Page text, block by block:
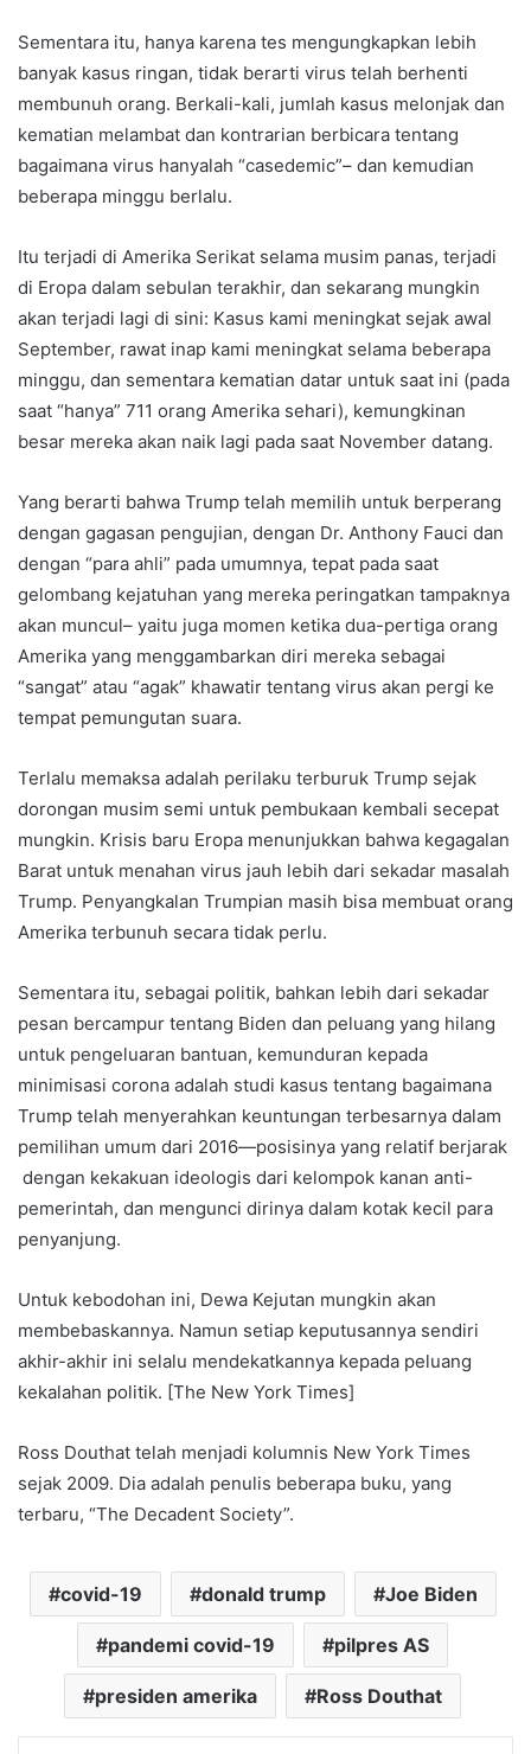
Sementara itu, hanya karena tes mengungkapkan lebih
banyak kasus ringan, tidak berarti virus telah berhenti
membunuh orang. Berkali-kali, jumlah kasus melonjak dan
kematian melambat dan kontrarian berbicara tentang
bagaimana virus hanyalah “casedemic”– dan kemudian
beberapa minggu berlalu.
Itu terjadi di Amerika Serikat selama musim panas, terjadi
di Eropa dalam sebulan terakhir, dan sekarang mungkin
akan terjadi lagi di sini: Kasus kami meningkat sejak awal
September, rawat inap kami meningkat selama beberapa
minggu, dan sementara kematian datar untuk saat ini (pada
saat “hanya” 711 orang Amerika sehari), kemungkinan
besar mereka akan naik lagi pada saat November datang.
Yang berarti bahwa Trump telah memilih untuk berperang
dengan gagasan pengujian, dengan Dr. Anthony Fauci dan
dengan “para ahli” pada umumnya, tepat pada saat
gelombang kejatuhan yang mereka peringatkan tampaknya
akan muncul– yaitu juga momen ketika dua-pertiga orang
Amerika yang menggambarkan diri mereka sebagai
“sangat” atau “agak” khawatir tentang virus akan pergi ke
tempat pemungutan suara.
Terlalu memaksa adalah perilaku terburuk Trump sejak
dorongan musim semi untuk pembukaan kembali secepat
mungkin. Krisis baru Eropa menunjukkan bahwa kegagalan
Barat untuk menahan virus jauh lebih dari sekadar masalah
Trump. Penyangkalan Trumpian masih bisa membuat orang
Amerika terbunuh secara tidak perlu.
Sementara itu, sebagai politik, bahkan lebih dari sekadar
pesan bercampur tentang Biden dan peluang yang hilang
untuk pengeluaran bantuan, kemunduran kepada
minimisasi corona adalah studi kasus tentang bagaimana
Trump telah menyerahkan keuntungan terbesarnya dalam
pemilihan umum dari 2016—posisinya yang relatif berjarak
dengan kekakuan ideologis dari kelompok kanan anti-
pemerintah, dan mengunci dirinya dalam kotak kecil para
penyanjung.
Untuk kebodohan ini, Dewa Kejutan mungkin akan
membebaskannya. Namun setiap keputusannya sendiri
akhir-akhir ini selalu mendekatkannya kepada peluang
kekalahan politik. [The New York Times]
Ross Douthat telah menjadi kolumnis New York Times
sejak 2009. Dia adalah penulis beberapa buku, yang
terbaru, “The Decadent Society”.
covid-19 donald trump Joe Biden
pandemi covid-19 pilpres AS
presiden amerika Ross Douthat